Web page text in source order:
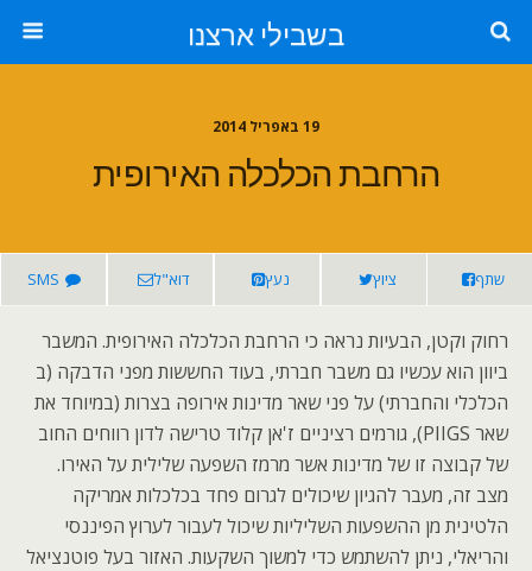
בשבילי ארצנו
19 באפריל 2014
הרחבת הכלכלה האירופית
שתף ציוץ נעץ דוא"ל SMS
רחוק וקטן, הבעיות נראה כי הרחבת הכלכלה האירופית. המשבר
ביוון הוא עכשיו גם משבר חברתי, בעוד החששות מפני הדבקה (ב
הכלכלי והחברתי) על פני שאר מדינות אירופה בצרות (במיוחד את
שאר PIIGS), גורמים רציניים ז'אן קלוד טרישה לדון רווחים החוב
של קבוצה זו של מדינות אשר מרמז השפעה שלילית על האירו.
מצב זה, מעבר להגיון שיכולים לגרום פחד בכלכלות אמריקה
הלטינית מן ההשפעות השליליות שיכול לעבור לערוץ הפיננסי
והריאלי, ניתן להשתמש כדי למשוך השקעות. האזור בעל פוטנציאל